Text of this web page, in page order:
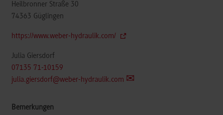
Heilbronner Straße 30
74363 Güglingen
https://www.weber-hydraulik.com/
Julia Giersdorf
07135 71-10159
julia.giersdorf@weber-hydraulik.com